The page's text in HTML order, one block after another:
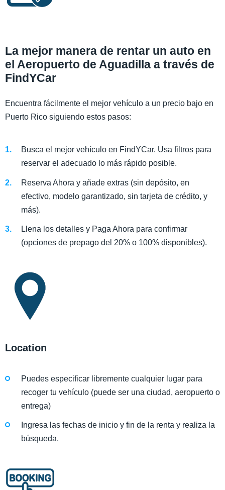
La mejor manera de rentar un auto en
el Aeropuerto de Aguadilla a través de
FindYCar
Encuentra fácilmente el mejor vehículo a un precio bajo en
Puerto Rico siguiendo estos pasos:
Busca el mejor vehículo en FindYCar. Usa filtros para
reservar el adecuado lo más rápido posible.
Reserva Ahora y añade extras (sin depósito, en
efectivo, modelo garantizado, sin tarjeta de crédito, y
más).
Llena los detalles y Paga Ahora para confirmar
(opciones de prepago del 20% o 100% disponibles).
Location
Puedes especificar libremente cualquier lugar para
recoger tu vehículo (puede ser una ciudad, aeropuerto o
entrega)
Ingresa las fechas de inicio y fin de la renta y realiza la
búsqueda.